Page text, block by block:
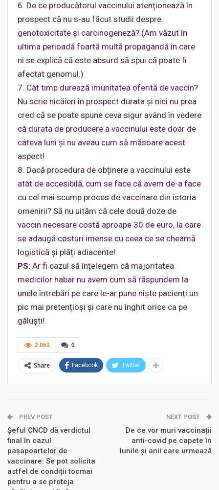
6. De ce producătorul vaccinului atenționează în
prospect că nu s-au făcut studii despre
genotoxicitate și carcinogeneză? (Am văzut în
ultima perioadă foartă multă propagandă în care
ni se explică că este absurd să spui că poate fi
afectat genomul.)
7. Cât timp durează imunitatea oferită de vaccin?
Nu scrie nicăieri în prospect durata și nici nu prea
cred că se poate spune ceva sigur având în vedere
că durata de producere a vaccinului este doar de
câteva luni și nu aveau cum să măsoare acest
aspect!
8. Dacă procedura de obținere a vaccinului este
atât de accesibilă, cum se face că avem de-a face
cu cel mai scump proces de vaccinare din istoria
omenirii? Să nu uităm că cele două doze de
vaccin necesare costă aproape 30 de euro, la care
se adaugă costuri imense cu ceea ce se cheamă
logistică și plăți adiacente!
PS: Ar fi cazul să înțelegem că majoritatea
medicilor habar nu avem cum să răspundem la
unele întrebări pe care le-ar pune niște pacienți un
pic mai pretențioși și care nu înghit orice ca pe
găluști!
0
2.061
Share Facebook Twitter
PREV POST
Șeful CNCD dă verdictul
final în cazul
pașapoartelor de
vaccinare: Se pot solicita
astfel de condiții tocmai
pentru a se proteja
NEXT POST
De ce vor muri vaccinații
anti-covid pe capete în
lunile și anii care urmează